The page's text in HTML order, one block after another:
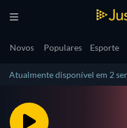
Novos Populares Esporte
Atualmente disponível em 2